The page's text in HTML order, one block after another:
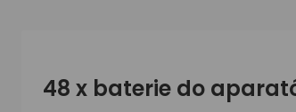
48 x baterie do